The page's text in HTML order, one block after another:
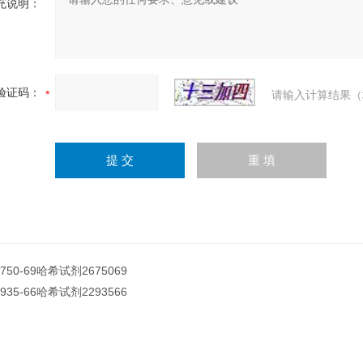
说明：
证码： 请输入计算结果
69哈希试剂2675069
66哈希试剂2293566